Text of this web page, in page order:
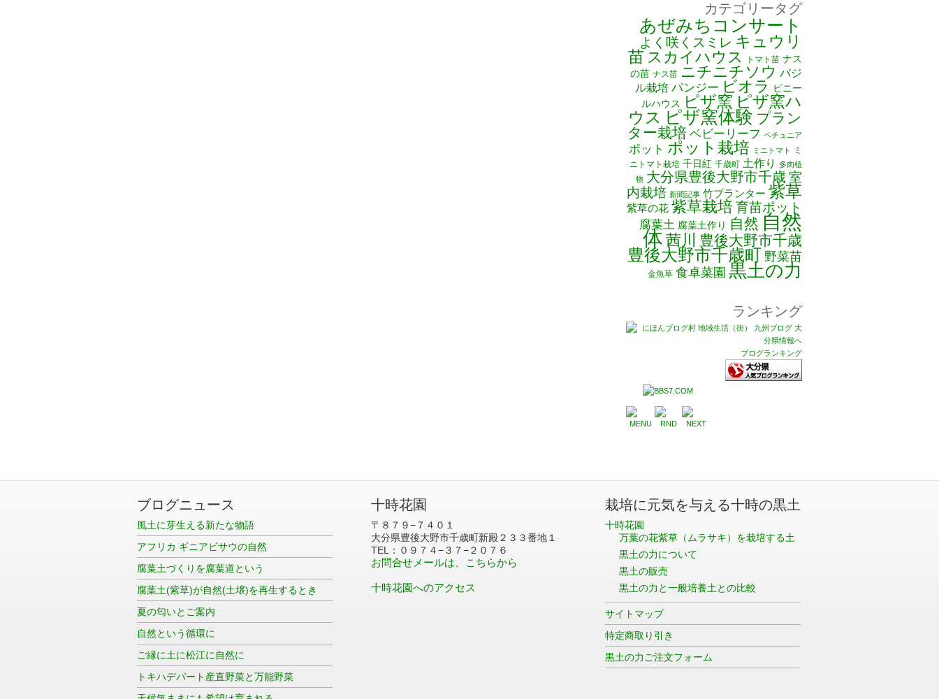
カテゴリータグ
あぜみちコンサート
よく咲くスミレ キュウリ
苗 スカイハウス トマト苗 ナス
の苗 ナス苗 ニチニチソウ バジ
ル栽培 パンジー ビオラ
ビニー
ルハウス
ピザ窯 ピザ窯ハ
ウス ピザ窯体験 プラン
ター栽培 ベビーリーフ ペチュニア
ポット ポット栽培 ミニトマト
ミ
ニトマト栽培 千日紅 千歳町 土作り
多肉植
物 大分県豊後大野市千歳室
内栽培 新聞記事 竹プランター 紫草
紫草の花 紫草栽培育苗ポット
腐葉土 腐葉土作り 自然 自然
体 茜川 豊後大野市千歳
豊後大野市千歳町 野菜苗
金魚草 食卓菜園 黒土の力
ランキング
ブログランキング
ブログニュース
風土に芽生える新たな物語
アフリカ ギニアビサウの自然
腐葉土づくりを腐葉道という
腐葉土(紫草)が自然(土壌)を再生するとき
夏の匂いとご案内
自然という循環に
ご縁に土に松江に自然に
トキハデパート産直野菜と万能野菜
十時花園
〒８７９−７４０１
大分県豊後大野市千歳町新殿２３３番地１
TEL：０９７４−３７−２０７６
お問合せメールは、こちらから
十時花園へのアクセス
栽培に元気を与える十時の黒土
十時花園
万葉の花紫草（ムラサキ）を栽培する土
黒土の力について
黒土の販売
黒土の力と一般培養土との比較
サイトマップ
特定商取り引き
黒土の力ご注文フォーム